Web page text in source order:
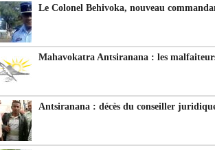
Le Colonel Behivoka, nouveau
Mahavokatra Antsiranana : les
Antsiranana : décès du conseiller